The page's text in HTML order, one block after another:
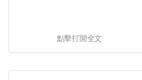
點擊打開全文